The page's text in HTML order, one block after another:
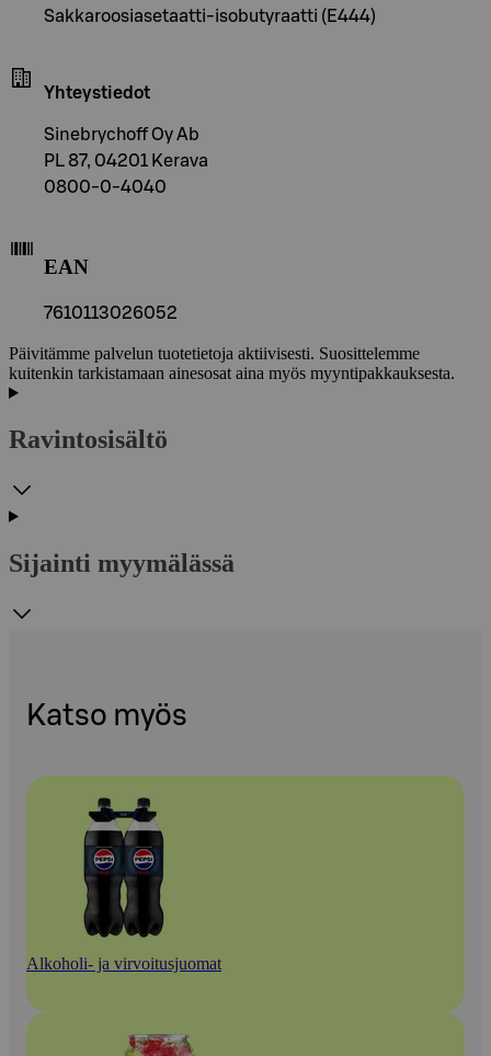
Sakkaroosiasetaatti-isobutyraatti (E444)
Yhteystiedot
Sinebrychoff Oy Ab
PL 87, 04201 Kerava
0800-0-4040
EAN
7610113026052
Päivitämme palvelun tuotetietoja aktiivisesti. Suosittelemme
kuitenkin tarkistamaan ainesosat aina myös myyntipakkauksesta.
Ravintosisältö
Sijainti myymälässä
Katso myös
Alkoholi- ja virvoitusjuomat